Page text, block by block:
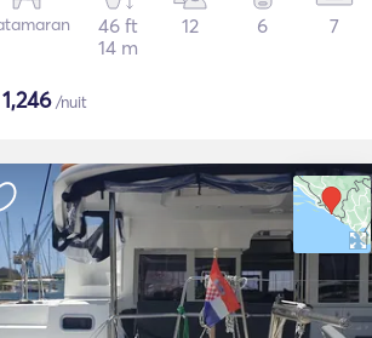
46 ft
14 m
12 6 7
1,246/nuit